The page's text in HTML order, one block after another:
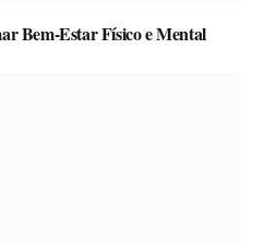
Bem-Estar Físico e Mental